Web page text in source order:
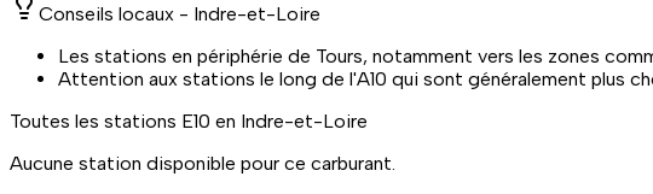
Conseils locaux - Indre-et-Loire
Les stations en périphérie de Tours, notamment vers les zones
Attention aux stations le long de l'A10 qui sont généralement plus
Toutes les stations E10 en Indre-et-Loire
Aucune station disponible pour ce carburant.